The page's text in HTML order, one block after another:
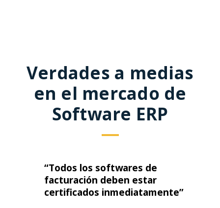
Verdades a medias
en el mercado de
Software ERP
“Todos los softwares de
facturación deben estar
certificados inmediatamente”